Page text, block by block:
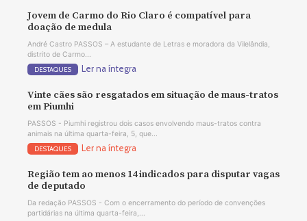
Jovem de Carmo do Rio Claro é compatível para
doação de medula
André Castro PASSOS – A estudante de Letras e moradora da Vilelândia,
distrito de Carmo...
DESTAQUES Ler na íntegra
Vinte cães são resgatados em situação de maus-tratos
em Piumhi
PASSOS - Piumhi registrou dois casos envolvendo maus-tratos contra
animais na última quarta-feira, 5, que...
DESTAQUES Ler na íntegra
Região tem ao menos 14 indicados para disputar vagas
de deputado
Da redação PASSOS - Com o encerramento do período de convenções
partidárias na última quarta-feira,...